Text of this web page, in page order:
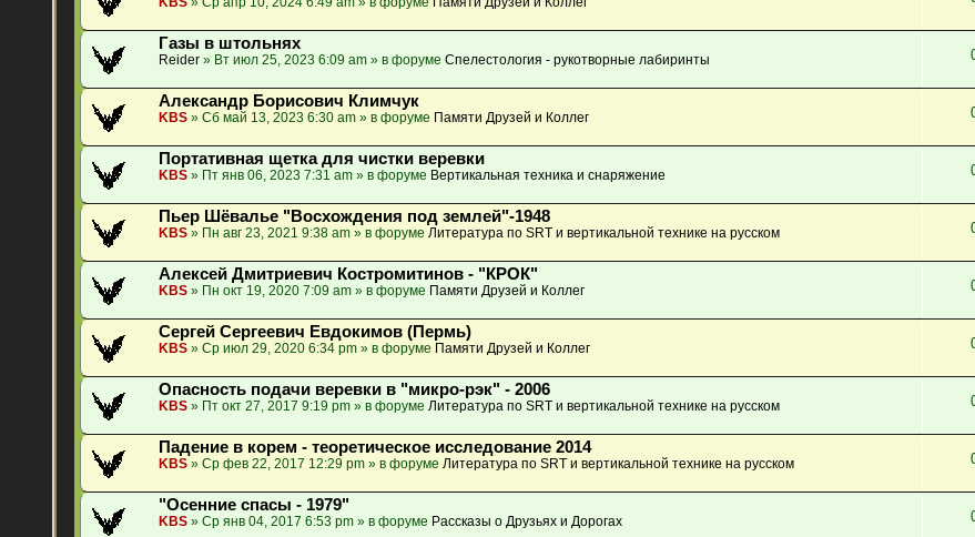
Газы в штольнях
Reider » Вт июл 25, 2023 6:09 am » в форумеСпелестология - рукотворные лабиринты
Александр Борисович Климчук
KBS » Сб май 13, 2023 6:30 am » в форуме Памяти Друзей и Коллег
Портативная щетка для чистки веревки
KBS » Пт янв 06, 2023 7:31 am » в форуме Вертикальная техника и снаряжение
Пьер Шёвалье "Восхождения под землей"-1948
KBS » Пн авг 23, 2021 9:38 am » в форуме Литература по SRT и вертикальной технике на русском
Алексей Дмитриевич Костромитинов - "КРОК"
KBS » Пн окт 19, 2020 7:09 am » в форуме Памяти Друзей и Коллег
Сергей Сергеевич Евдокимов (Пермь)
KBS » Ср июл 29, 2020 6:34 pm » в форуме Памяти Друзей и Коллег
Опасность подачи веревки в "микро-рэк" - 2006
KBS » Пт окт 27, 2017 9:19 pm » в форуме Литература по SRT и вертикальной технике на русском
Падение в корем - теоретическое исследование 2014
KBS » Ср фев 22, 2017 12:29 pm » в форуме Литература по SRT и вертикальной технике на русском
"Осенние спасы - 1979"
KBS » Ср янв 04, 2017 6:53 pm » в форуме Рассказы о Друзьях и Дорогах